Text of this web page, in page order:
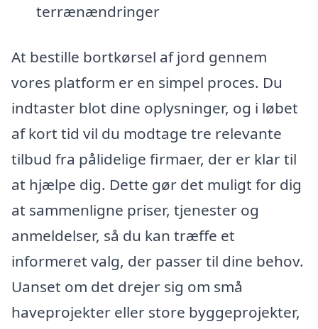
terrænændringer
At bestille bortkørsel af jord gennem
vores platform er en simpel proces. Du
indtaster blot dine oplysninger, og i løbet
af kort tid vil du modtage tre relevante
tilbud fra pålidelige firmaer, der er klar til
at hjælpe dig. Dette gør det muligt for dig
at sammenligne priser, tjenester og
anmeldelser, så du kan træffe et
informeret valg, der passer til dine behov.
Uanset om det drejer sig om små
haveprojekter eller store byggeprojekter,